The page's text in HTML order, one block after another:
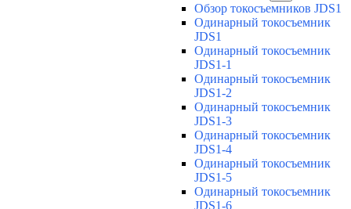
Обзор токосъемников JDS1
Одинарный токосъемник
JDS1
Одинарный токосъемник
JDS1-1
Одинарный токосъемник
JDS1-2
Одинарный токосъемник
JDS1-3
Одинарный токосъемник
JDS1-4
Одинарный токосъемник
JDS1-5
Одинарный токосъемник
JDS1-6